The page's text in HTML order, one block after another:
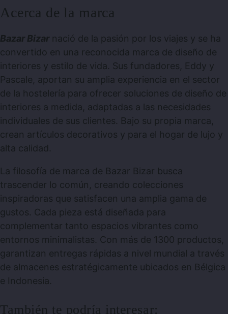
Acerca de la marca
Bazar Bizar nació de la pasión por los viajes y se ha
convertido en una reconocida marca de diseño de
interiores y estilo de vida. Sus fundadores, Eddy y
Pascale, aportan su amplia experiencia en el sector
de la hostelería para ofrecer soluciones de diseño de
interiores a medida, adaptadas a las necesidades
individuales de sus clientes. Bajo su propia marca,
crean artículos decorativos y para el hogar de lujo y
alta calidad.
La filosofía de marca de Bazar Bizar busca
trascender lo común, creando colecciones
inspiradoras que satisfacen una amplia gama de
gustos. Cada pieza está diseñada para
complementar tanto espacios vibrantes como
entornos minimalistas. Con más de 1300 productos,
garantizan entregas rápidas a nivel mundial a través
de almacenes estratégicamente ubicados en Bélgica
e Indonesia.
También te podría interesar: